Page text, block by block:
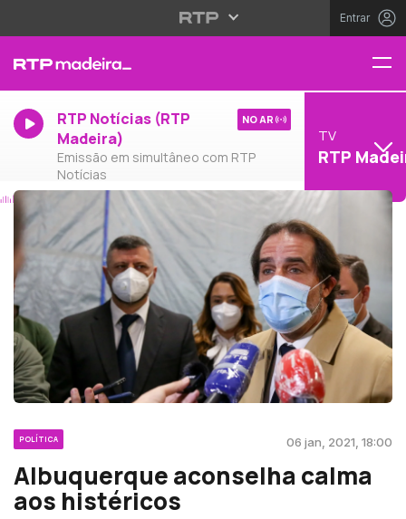
Entrar
RTP Notícias (RTP
Madeira)
Emissão em simultâneo com RTP
Notícias
NO AR
TV
RTP
POLÍTICA 06 jan, 2021, 18:00
Albuquerque aconselha calma
aos histéricos